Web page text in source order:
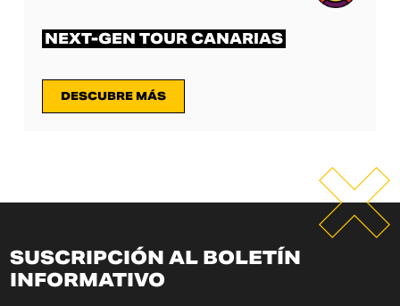
NEXT-GEN TOUR CANARIAS
DESCUBRE MÁS
SUSCRIPCIÓN AL BOLETÍN
INFORMATIVO